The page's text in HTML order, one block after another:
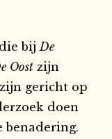
bij De
Oost zijn
gericht op
doen